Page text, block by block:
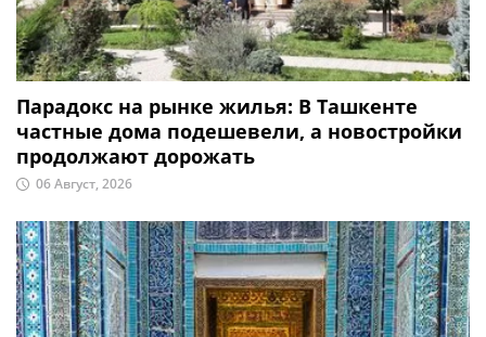
Парадокс на рынке жилья: В Ташкенте
частные дома подешевели, а новостройки
продолжают дорожать
06 Август, 2026